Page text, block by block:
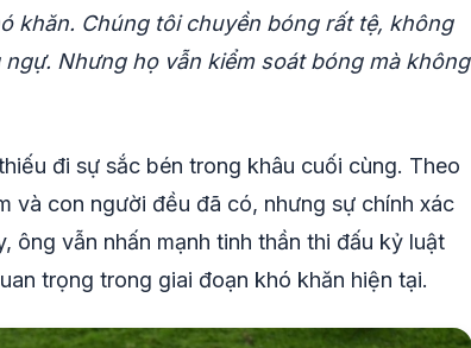
khăn. Chúng tôi chuyền bóng rất tệ, không
Nhưng họ vẫn kiểm soát bóng mà không
đi sự sắc bén trong khâu cuối cùng. Theo
và con người đều đã có, nhưng sự chính xác
ông vẫn nhấn mạnh tinh thần thi đấu kỷ luật
trọng trong giai đoạn khó khăn hiện tại.